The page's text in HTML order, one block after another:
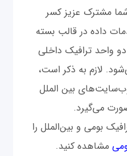
مشترک عزیز کسر
داده در قالب بسته
واحد ترافیک داخلی
لازم به ذکر است،
بین الملل
می‌گیرد.
بومی و بین‌الملل را
مشاهده کنید.